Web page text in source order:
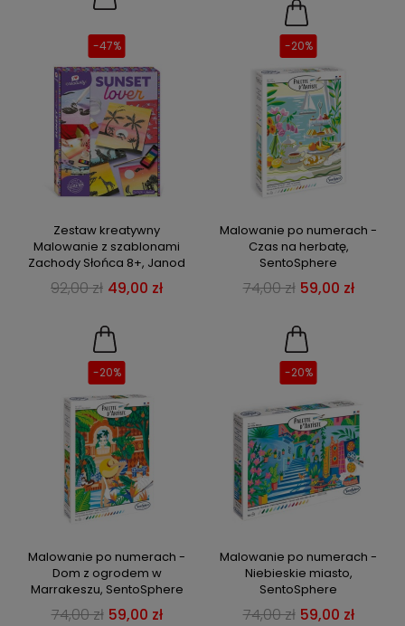
Zestaw kreatywny
Malowanie z szablonami
Zachody Słońca 8+, Janod
92,00 zł 49,00 zł
-47%
Malowanie po numerach -
Czas na herbatę,
SentoSphere
74,00 zł 59,00 zł
-20%
Malowanie po numerach -
Dom z ogrodem w
Marrakeszu, SentoSphere
74,00 zł 59,00 zł
-20%
Malowanie po numerach -
Niebieskie miasto,
SentoSphere
74,00 zł 59,00 zł
-20%